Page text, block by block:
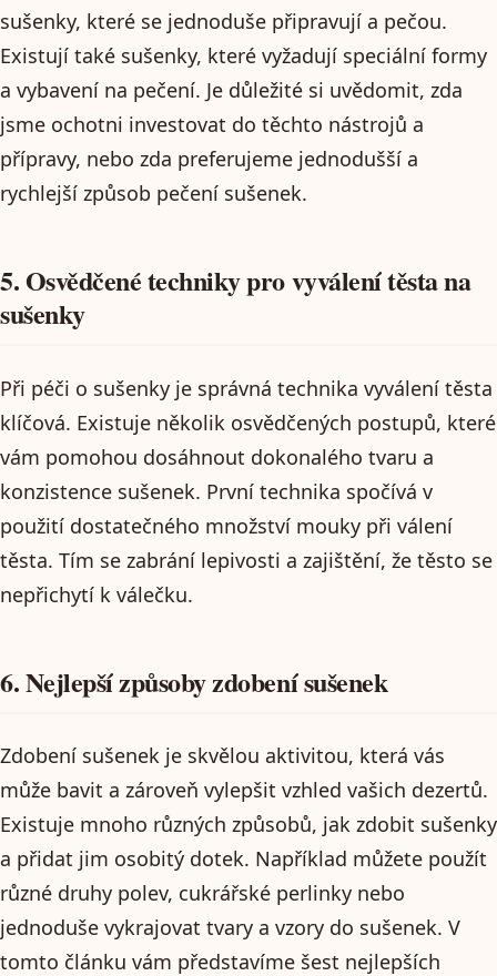
sušenky, které se jednoduše připravují a pečou.
Existují také sušenky, které vyžadují speciální formy
a vybavení na pečení. Je důležité si uvědomit, zda
jsme ochotni investovat do těchto nástrojů a
přípravy, nebo zda preferujeme jednodušší a
rychlejší způsob pečení sušenek.
5. Osvědčené techniky pro vyválení těsta na
sušenky
Při péči o sušenky je správná technika vyválení těsta
klíčová. Existuje několik osvědčených postupů, které
vám pomohou dosáhnout dokonalého tvaru a
konzistence sušenek. První technika spočívá v
použití dostatečného množství mouky při válení
těsta. Tím se zabrání lepivosti a zajištění, že těsto se
nepřichytí k válečku.
6. Nejlepší způsoby zdobení sušenek
Zdobení sušenek je skvělou aktivitou, která vás
může bavit a zároveň vylepšit vzhled vašich dezertů.
Existuje mnoho různých způsobů, jak zdobit sušenky
a přidat jim osobitý dotek. Například můžete použít
různé druhy polev, cukrářské perlinky nebo
jednoduše vykrajovat tvary a vzory do sušenek. V
tomto článku vám představíme šest nejlepších